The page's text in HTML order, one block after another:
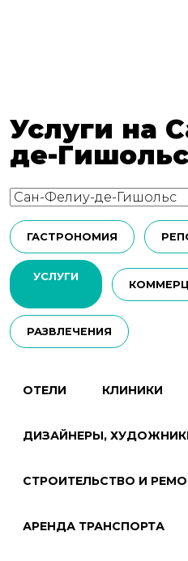
Услуги на
де-Гишольс
ГАСТРОНОМИЯ
УСЛУГИ
РАЗВЛЕЧЕНИЯ
ОТЕЛИ КЛИНИКИ
ДИЗАЙНЕРЫ,
СТРОИТЕЛЬСТВО И
АРЕНДА ТРАНСПОРТА